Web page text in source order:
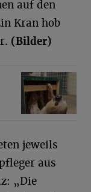
auf den
Kran hob
(Bilder)
eingezogen
jeweils
aus
„Die